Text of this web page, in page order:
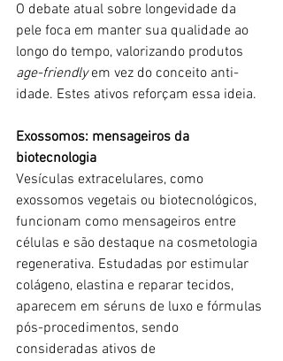
O debate atual sobre longevidade da
pele foca em manter sua qualidade ao
longo do tempo, valorizando produtos
age-friendly em vez do conceito anti-
idade. Estes ativos reforçam essa ideia.
Exossomos: mensageiros da
biotecnologia
Vesículas extracelulares, como
exossomos vegetais ou biotecnológicos,
funcionam como mensageiros entre
células e são destaque na cosmetologia
regenerativa. Estudadas por estimular
colágeno, elastina e reparar tecidos,
aparecem em séruns de luxo e fórmulas
pós-procedimentos, sendo
consideradas ativos de